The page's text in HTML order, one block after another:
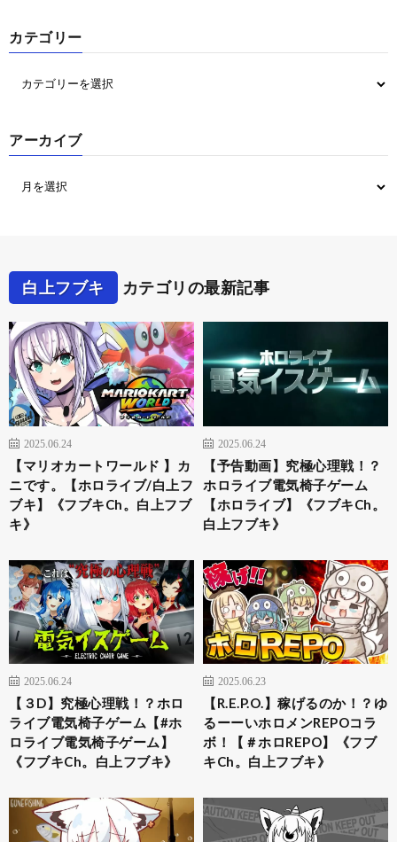
カテゴリー
アーカイブ
白上フブキ カテゴリの最新記事
2025.06.24
【マリオカートワールド 】カ
ニです。【ホロライブ/白上フ
ブキ】《フブキCh。白上フブ
キ》
2025.06.24
【予告動画】究極心理戦！？
ホロライブ電気椅子ゲーム
【ホロライブ】《フブキCh。
白上フブキ》
2025.06.24
【３D】究極心理戦！？ホロ
ライブ電気椅子ゲーム【#ホ
ロライブ電気椅子ゲーム】
《フブキCh。白上フブキ》
2025.06.23
【R.E.P.O.】稼げるのか！？ゆ
るーーいホロメンREPOコラ
ボ！【＃ホロREPO】《フブ
キCh。白上フブキ》